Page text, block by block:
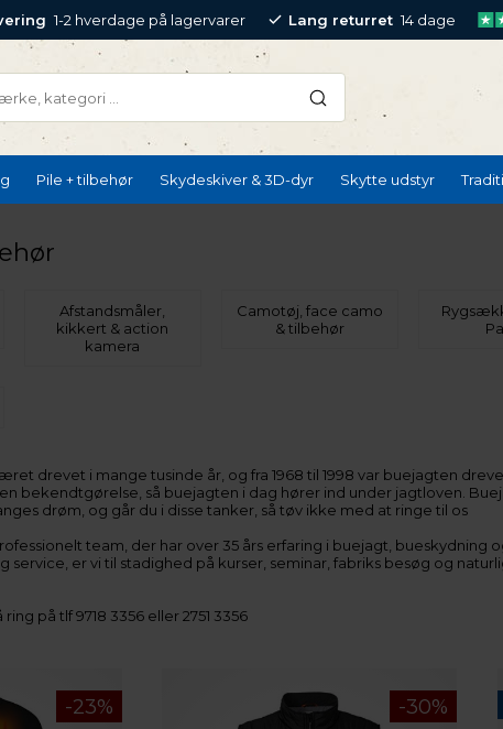
1-2 hverdage på lagervarer Lang returret 14 dage
Pile + tilbehør Skydeskiver & 3D-dyr Skytte udstyr
Afstandsmåler,
kikkert & action
kamera
Camotøj, face camo
& tilbehør
drevet i mange tusinde år, og fra 1968 til 1998 var buejagten
bekendtgørelse, så buejagten i dag hører ind under jagtloven.
drøm, og går du i disse tanker, så tøv ikke med at ringe til os
team, der har over 35 års erfaring i buejagt, bueskydning
er vi til stadighed på kurser, seminar, fabriks besøg og
på tlf 9718 3356 eller 2751 3356